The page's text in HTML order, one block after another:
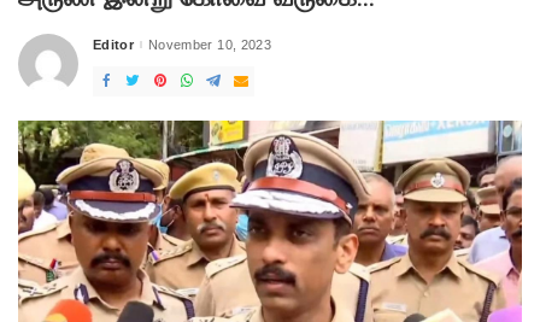
Posted
Editor November 10, 2023